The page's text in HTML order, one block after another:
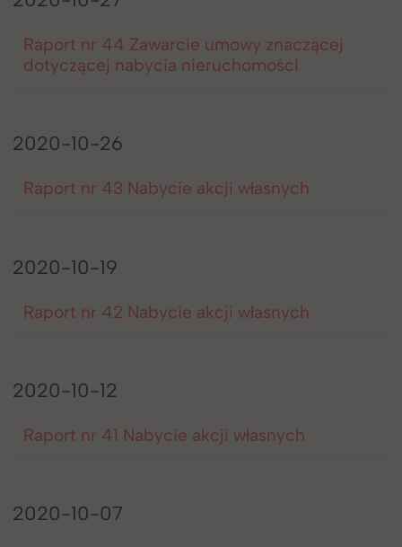
Raport nr 44 Zawarcie umowy znaczącej
dotyczącej nabycia nieruchomości
2020-10-26
Raport nr 43 Nabycie akcji własnych
2020-10-19
Raport nr 42 Nabycie akcji własnych
2020-10-12
Raport nr 41 Nabycie akcji własnych
2020-10-07